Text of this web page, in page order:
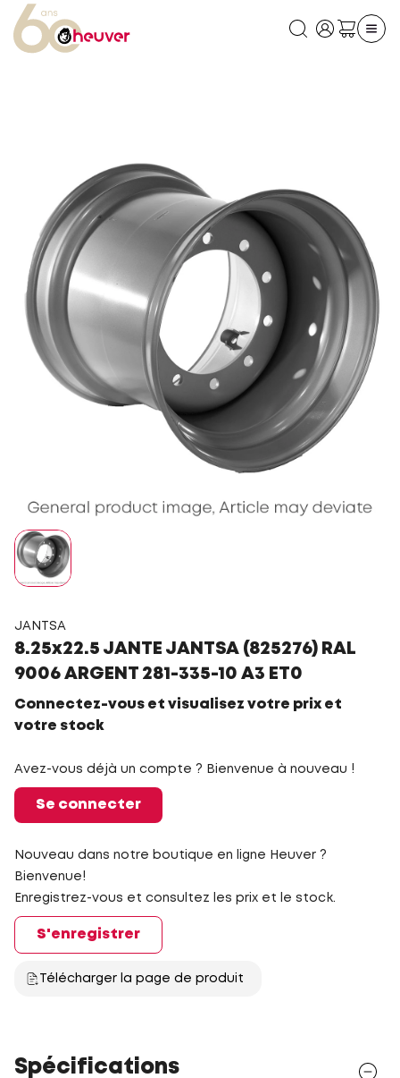
JANTSA
8.25x22.5 JANTE JANTSA (825276) RAL
9006 ARGENT 281-335-10 A3 ET0
Connectez-vous et visualisez votre prix et
votre stock
Avez-vous déjà un compte ? Bienvenue à nouveau !
Se connecter
Nouveau dans notre boutique en ligne Heuver ?
Bienvenue!
Enregistrez-vous et consultez les prix et le stock.
S'enregistrer
Télécharger la page de produit
Spécifications